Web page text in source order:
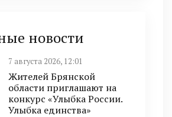
новости
7 августа 2026, 12:01
Жителей Брянской
области приглашают на
конкурс «Улыбка России.
Улыбка единства»